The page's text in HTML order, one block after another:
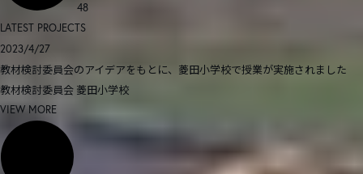
48
LATEST PROJECTS
2023/4/27
教材検討委員会のアイデアをもとに、菱田小学校で授業が実施されました
教材検討委員会 菱田小学校
VIEW MORE